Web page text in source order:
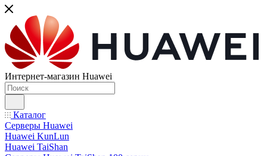
Интернет-магазин Huawei
Каталог
Серверы Huawei
Huawei KunLun
Huawei TaiShan